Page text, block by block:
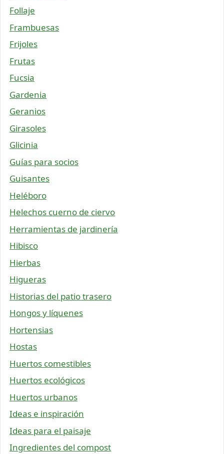
Follaje
Frambuesas
Frijoles
Frutas
Fucsia
Gardenia
Geranios
Girasoles
Glicinia
Guías para socios
Guisantes
Heléboro
Helechos cuerno de ciervo
Herramientas de jardinería
Hibisco
Hierbas
Higueras
Historias del patio trasero
Hongos y líquenes
Hortensias
Hostas
Huertos comestibles
Huertos ecológicos
Huertos urbanos
Ideas e inspiración
Ideas para el paisaje
Ingredientes del compost